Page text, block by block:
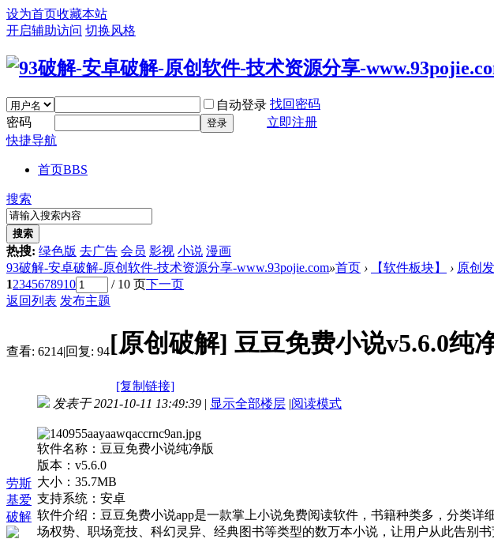
设为首页收藏本站
开启辅助访问 切换风格
自动登录 找回密码
密码
登录
立即注册
快捷导航
首页BBS
搜索
搜索
热搜: 绿色版 去广告 会员 影视 小说 漫画
93破解-安卓破解-原创软件-技术资源分享-www.93pojie.com»首页 › 【软件板块】 › 原创
12345678910 / 10 页下一页
返回列表 发布主题
查看: 6214|回复: 94[原创破解] 豆豆免费小说v5.6.0纯
[复制链接]
劳斯
基爱
破解
发表于 2021-10-11 13:49:39 | 显示全部楼层 |阅读模式
软件名称：豆豆免费小说纯净版
版本：v5.6.0
大小：35.7MB
支持系统：安卓
软件介绍：豆豆免费小说app是一款掌上小说免费阅读软件，书籍种类多，分类
场权势、职场竞技、科幻灵异、经典图书等类型的数万本小说，让用户从此告别